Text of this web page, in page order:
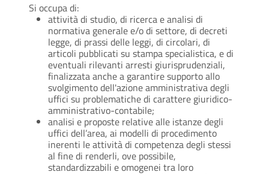
Si occupa di:
attività di studio, di ricerca e analisi di
normativa generale e/o di settore, di decreti
legge, di prassi delle leggi, di circolari, di
articoli pubblicati su stampa specialistica, e di
eventuali rilevanti arresti giurisprudenziali,
finalizzata anche a garantire supporto allo
svolgimento dell'azione amministrativa degli
uffici su problematiche di carattere giuridico-
amministrativo-contabile;
analisi e proposte relative alle istanze degli
uffici dell’area, ai modelli di procedimento
inerenti le attività di competenza degli stessi
al fine di renderli, ove possibile,
standardizzabili e omogenei tra loro